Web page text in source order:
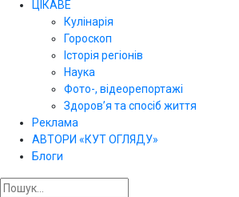
ЦІКАВЕ
Кулінарія
Гороскоп
Історія регіонів
Наука
Фото-, відеорепортажі
Здоров’я та спосіб життя
Реклама
АВТОРИ «КУТ ОГЛЯДУ»
Блоги